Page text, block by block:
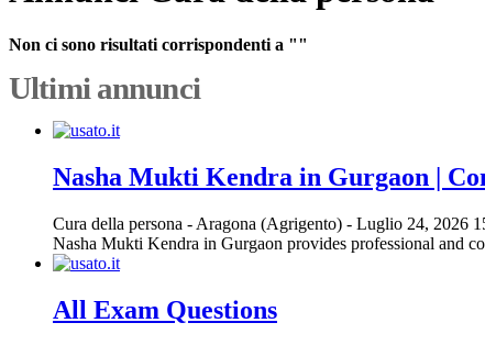
Non ci sono risultati corrispondenti a ""
Ultimi annunci
Nasha Mukti Kendra in Gurgaon |
Cura della persona - Aragona (Agrigento) - Luglio 24, 2026
Nasha Mukti Kendra in Gurgaon provides professional and
All Exam Questions